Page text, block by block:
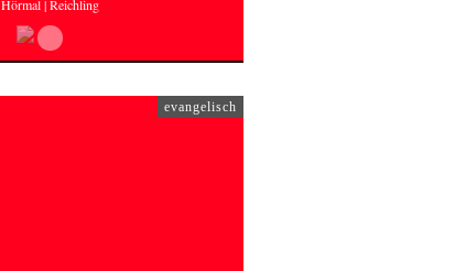
Hörmal | Reichling
evangelisch